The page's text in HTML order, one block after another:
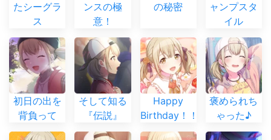
たシーグラ
ス
ンスの極
意！
の秘密
ャンプスタ
イル
初日の出を
背負って
そして知る
『伝説』
Happy
Birthday！！
褒められち
ゃった♪